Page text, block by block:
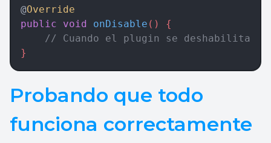
@Override
public void onDisable () {
    // Cuando el plugin se deshabilita
}
Probando que todo
funciona correctamente